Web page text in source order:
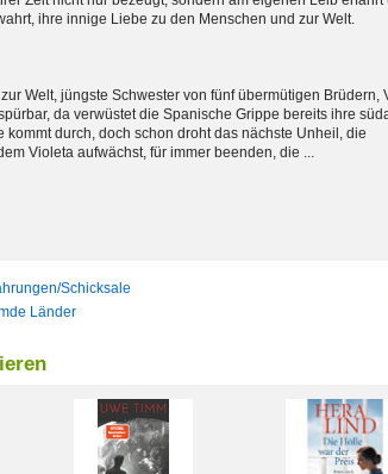
ihre innige Liebe zu den Menschen und zur Welt.
Welt, jüngste Schwester von fünf übermütigen Brüdern,
da verwüstet die Spanische Grippe bereits ihre
durch, doch schon droht das nächste Unheil, die
Violeta aufwächst, für immer beenden, die ...
Schicksale
Länder